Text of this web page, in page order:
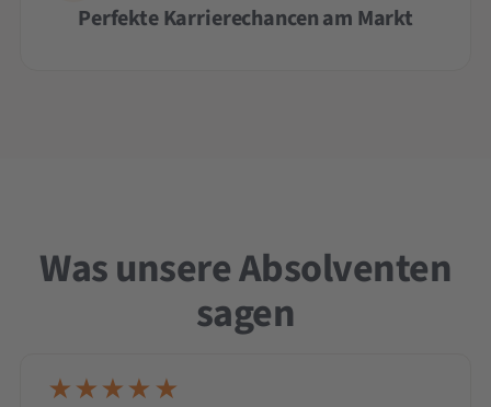
Perfekte Karrierechancen am Markt
Was unsere Absolventen
sagen